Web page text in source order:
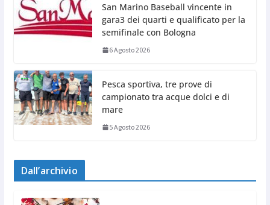
San Marino Baseball vincente in
gara3 dei quarti e qualificato per la
semifinale con Bologna
6 Agosto 2026
Pesca sportiva, tre prove di
campionato tra acque dolci e di
mare
5 Agosto 2026
Dall’archivio